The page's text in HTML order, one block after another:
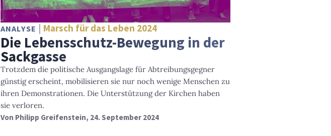
ANALYSE Marsch für das Leben 2024
Die Lebensschutz-Bewegung in der
Sackgasse
Trotzdem die politische Ausgangslage für Abtreibungsgegner
günstig erscheint, mobilisieren sie nur noch wenige Menschen zu
ihren Demonstrationen. Die Unterstützung der Kirchen haben
sie verloren.
Von Philipp Greifenstein, 24. September 2024